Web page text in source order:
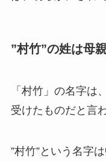
”村竹”の姓は母
「村竹」の名字は
受けたものだと言
”村竹”という名字